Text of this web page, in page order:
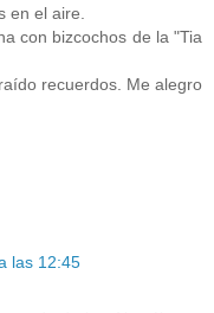
en el aire.
con bizcochos de la "Tia
recuerdos. Me alegro
las 12:45